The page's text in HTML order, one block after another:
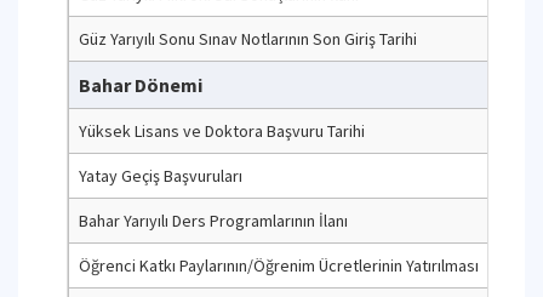
Güz Yarıyılı Sonu Sınav Notlarının Son Giriş Tarihi
Bahar Dönemi
Yüksek Lisans ve Doktora Başvuru Tarihi
Yatay Geçiş Başvuruları
Bahar Yarıyılı Ders Programlarının İlanı
Öğrenci Katkı Paylarının/Öğrenim Ücretlerinin Yatırılması